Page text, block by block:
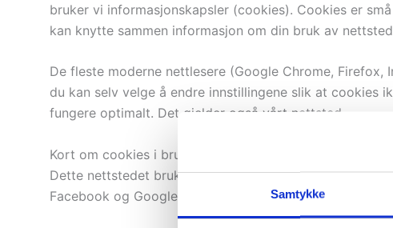
Samtykke
bruker vi informasjonskapsler (cookies). Cookies er
kan knytte sammen informasjon om din bruk av
De fleste moderne nettlesere (Google Chrome,
du kan selv velge å endre innstillingene slik at
fungere optimalt. Det gjelder også vårt nettsted.
Kort om cookies i bruk på batteriboksen.no
Dette nettstedet bruker cookies for å spore besøk
Facebook og Google/Doubleclick sine annonsenettverk.